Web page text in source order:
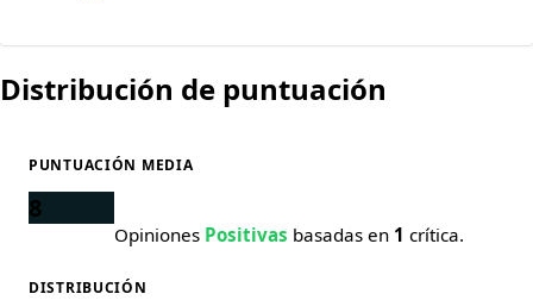
Distribución de puntuación
PUNTUACIÓN MEDIA
8
Opiniones Positivas basadas en 1 crítica.
DISTRIBUCIÓN